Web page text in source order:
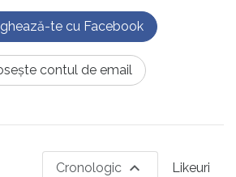
te cu Facebook
contul de email
Likeuri
Cronologic